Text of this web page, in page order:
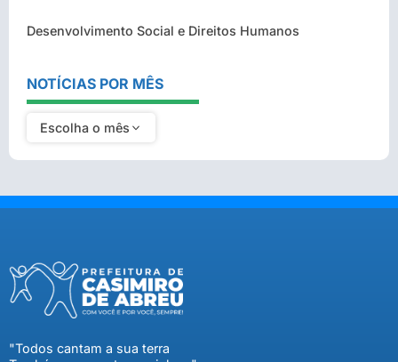
Desenvolvimento Social e Direitos Humanos
NOTÍCIAS POR MÊS
Escolha o mês
"Todos cantam a sua terra